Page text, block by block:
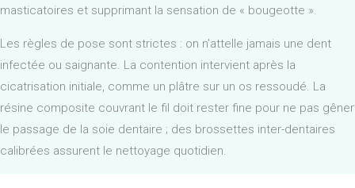
masticatoires et supprimant la sensation de « bougeotte ».
Les règles de pose sont strictes : on n’attelle jamais une dent
infectée ou saignante. La contention intervient après la
cicatrisation initiale, comme un plâtre sur un os ressoudé. La
résine composite couvrant le fil doit rester fine pour ne pas gêner
le passage de la soie dentaire ; des brossettes inter-dentaires
calibrées assurent le nettoyage quotidien.